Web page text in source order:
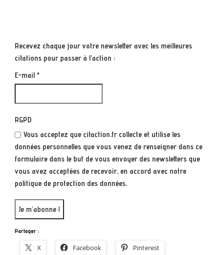
Recevez chaque jour votre newsletter avec les meilleures
citations pour passer à l’action :
E-mail *
RGPD
Vous acceptez que citaction.fr collecte et utilise les
données personnelles que vous venez de renseigner dans ce
formulaire dans le but de vous envoyer des newsletters que
vous avez acceptées de recevoir, en accord avec notre
politique de protection des données.
Partager :
X Facebook Pinterest